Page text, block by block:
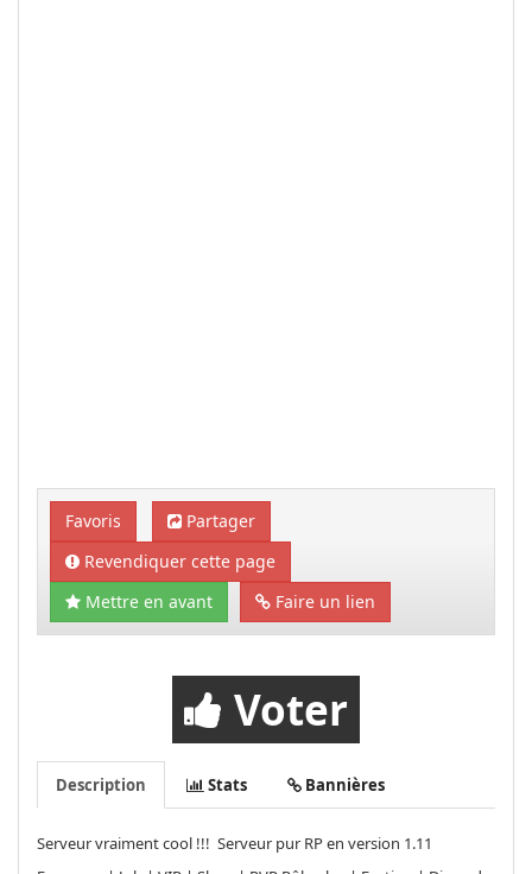
Favoris
Partager
Revendiquer cette page
Mettre en avant
Faire un lien
Voter
Description Stats Bannières
Serveur vraiment cool !!! Serveur pur RP en version 1.11